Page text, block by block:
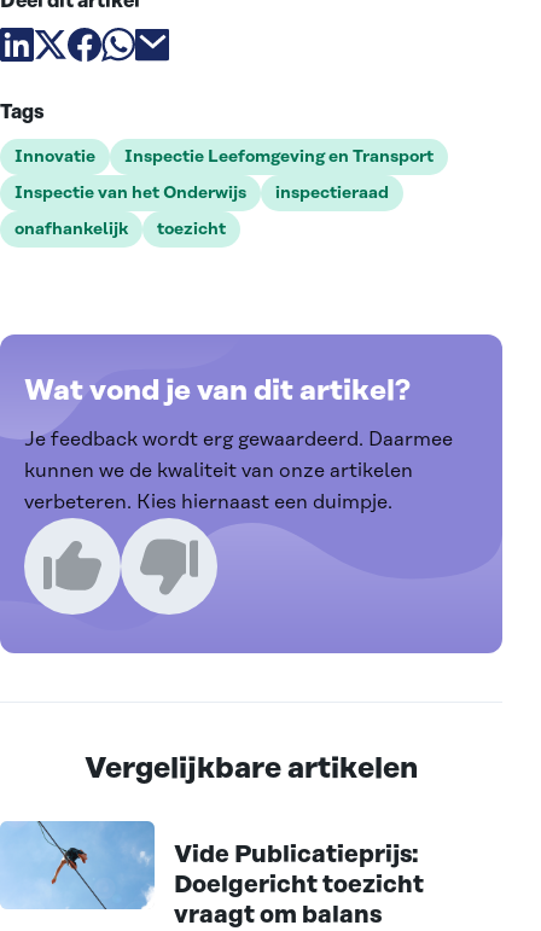
Tags
Innovatie
Inspectie Leefomgeving en Transport
Inspectie van het Onderwijs
inspectieraad
onafhankelijk
toezicht
Wat vond je van dit artikel?
Je feedback wordt erg gewaardeerd. Daarmee
kunnen we de kwaliteit van onze artikelen
verbeteren. Kies hiernaast een duimpje.
Ik vind dit een goed artikel
Ik vind dit een slecht artikel
Vergelijkbare artikelen
Vide Publicatieprijs:
Doelgericht toezicht
vraagt om balans